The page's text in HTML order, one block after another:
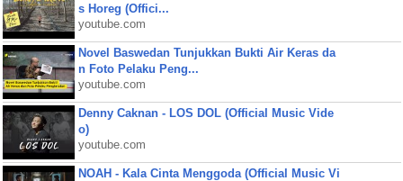
s Horeg (Offici...
youtube.com
Novel Baswedan Tunjukkan Bukti Air Keras da
n Foto Pelaku Peng...
youtube.com
Denny Caknan - LOS DOL (Official Music Vide
o)
youtube.com
NOAH - Kala Cinta Menggoda (Official Music Vi